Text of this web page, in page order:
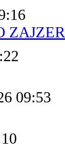
09:53